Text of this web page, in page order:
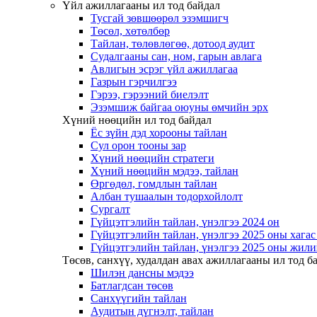
Үйл ажиллагааны ил тод байдал
Тусгай зөвшөөрөл эзэмшигч
Төсөл, хөтөлбөр
Тайлан, төлөвлөгөө, дотоод аудит
Судалгааны сан, ном, гарын авлага
Авлигын эсрэг үйл ажиллагаа
Газрын гэрчилгээ
Гэрээ, гэрээний биелэлт
Эзэмшиж байгаа оюуны өмчийн эрх
Хүний нөөцийн ил тод байдал
Ёс зүйн дэд хорооны тайлан
Сул орон тооны зар
Хүний нөөцийн стратеги
Хүний нөөцийн мэдээ, тайлан
Өргөдөл, гомдлын тайлан
Албан тушаалын тодорхойлолт
Сургалт
Гүйцэтгэлийн тайлан, үнэлгээ 2024 он
Гүйцэтгэлийн тайлан, үнэлгээ 2025 оны
Гүйцэтгэлийн тайлан, үнэлгээ 2025 оны
Төсөв, санхүү, худалдан авах ажиллагааны ил тод
Шилэн дансны мэдээ
Батлагдсан төсөв
Санхүүгийн тайлан
Аудитын дүгнэлт, тайлан